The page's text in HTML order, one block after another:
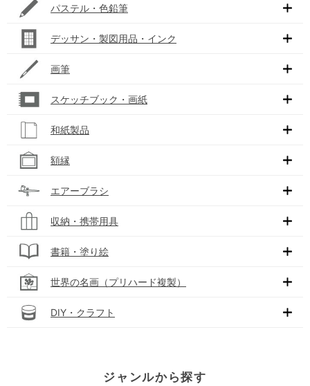
パステル・色鉛筆
デッサン・製図用品・インク
画筆
スケッチブック・画紙
和紙製品
額縁
エアーブラシ
収納・携帯用具
書籍・塗り絵
世界の名画（プリハード複製）
DIY・クラフト
ジャンルから探す